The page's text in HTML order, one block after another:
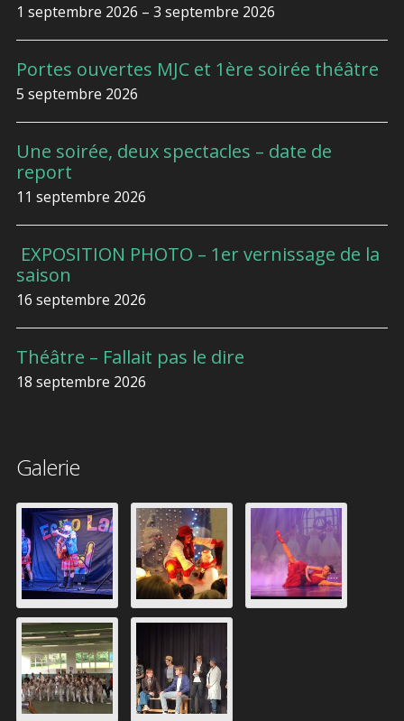
1 septembre 2026 – 3 septembre 2026
Portes ouvertes MJC et 1ère soirée théâtre
5 septembre 2026
Une soirée, deux spectacles – date de
report
11 septembre 2026
EXPOSITION PHOTO – 1er vernissage de la
saison
16 septembre 2026
Théâtre – Fallait pas le dire
18 septembre 2026
Galerie